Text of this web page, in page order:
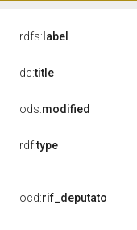
rdfs: label
dc:title
ods:modified
rdf:type
ocd:rif_deputato